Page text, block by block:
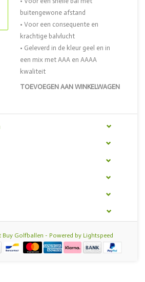
TOEVOEGEN AAN WINKELWAGEN
buitengewone afstand
• Voor een consequente en
krachtige balvlucht
• Geleverd in de kleur geel en in
een mix met AAA en AAAA
kwaliteit
Golfballen - Powered by Lightspeed